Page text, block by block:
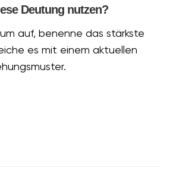
Deutung nutzen?
auf, benenne das stärkste
es mit einem aktuellen